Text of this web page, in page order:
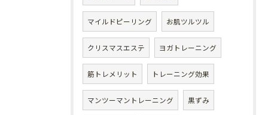
マイルドピーリング お肌ツルツル
クリスマスエステ ヨガトレーニング
筋トレメリット トレーニング効果
マンツーマントレーニング 黒ずみ